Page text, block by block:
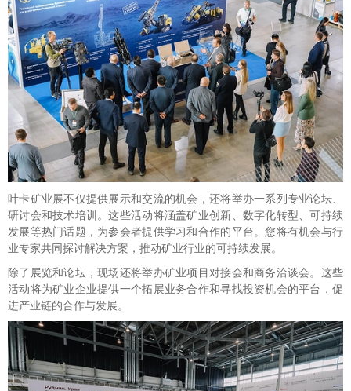
叶卡矿业展不仅提供展示和交流的机会，还将举办一系列专业论坛、
研讨会和技术培训。这些活动将涵盖矿业创新、数字化转型、可持续
发展等热门话题，为参会者提供学习和合作的平台。您将有机会与行
业专家共同探讨解决方案，推动矿业行业的可持续发展。
除了展览和论坛，现场还将举办矿业项目对接会和商务洽谈会。这些
活动将为矿业企业提供一个拓展业务合作和寻找投资机会的平台，促
进产业链的合作与发展。